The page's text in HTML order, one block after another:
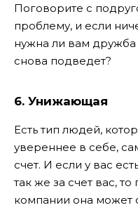
Поговорите с
проблему, и если
нужна ли вам дружба
снова подведет?
6. Унижающая
Есть тип людей,
увереннее в себе,
счет. И если у вас
так же за счет вас,
компании она может